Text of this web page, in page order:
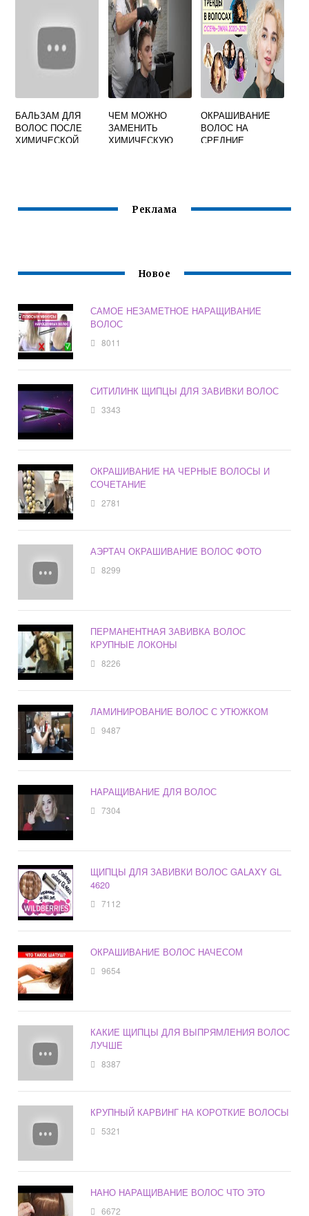
БАЛЬЗАМ ДЛЯ
ВОЛОС ПОСЛЕ
ХИМИЧЕСКОЙ
ЧЕМ МОЖНО
ЗАМЕНИТЬ
ХИМИЧЕСКУЮ
ОКРАШИВАНИЕ
ВОЛОС НА
СРЕДНИЕ
Реклама
Новое
САМОЕ НЕЗАМЕТНОЕ НАРАЩИВАНИЕ
ВОЛОС
8011
СИТИЛИНК ЩИПЦЫ ДЛЯ ЗАВИВКИ ВОЛОС
3343
ОКРАШИВАНИЕ НА ЧЕРНЫЕ ВОЛОСЫ И
СОЧЕТАНИЕ
2781
АЭРТАЧ ОКРАШИВАНИЕ ВОЛОС ФОТО
8299
ПЕРМАНЕНТНАЯ ЗАВИВКА ВОЛОС
КРУПНЫЕ ЛОКОНЫ
8226
ЛАМИНИРОВАНИЕ ВОЛОС С УТЮЖКОМ
9487
НАРАЩИВАНИЕ ДЛЯ ВОЛОС
7304
ЩИПЦЫ ДЛЯ ЗАВИВКИ ВОЛОС GALAXY GL
4620
7112
ОКРАШИВАНИЕ ВОЛОС НАЧЕСОМ
9654
КАКИЕ ЩИПЦЫ ДЛЯ ВЫПРЯМЛЕНИЯ ВОЛОС
ЛУЧШЕ
8387
КРУПНЫЙ КАРВИНГ НА КОРОТКИЕ ВОЛОСЫ
5321
НАНО НАРАЩИВАНИЕ ВОЛОС ЧТО ЭТО
6672